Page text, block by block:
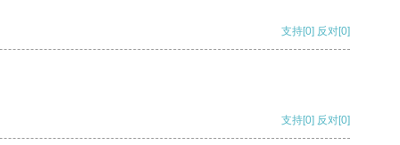
支持[0] 反对[0]
支持[0] 反对[0]